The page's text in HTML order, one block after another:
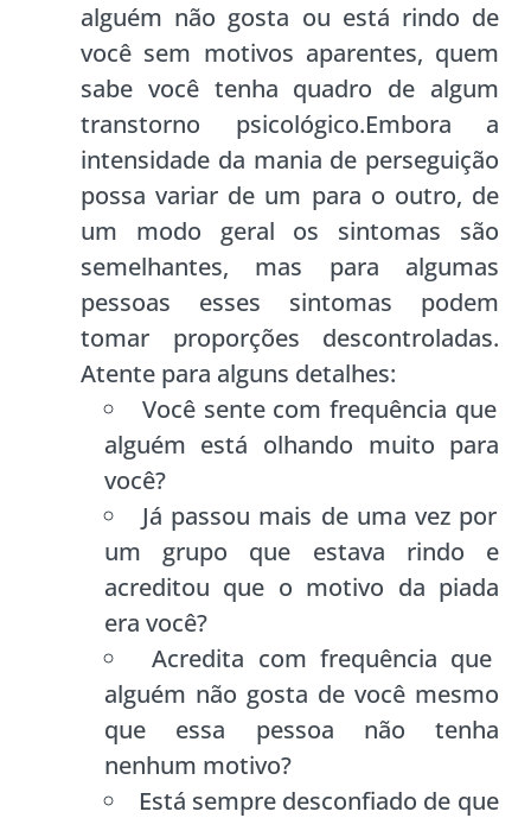
alguém não gosta ou está rindo de
você sem motivos aparentes, quem
sabe você tenha quadro de algum
transtorno psicológico.Embora a
intensidade da mania de perseguição
possa variar de um para o outro, de
um modo geral os sintomas são
semelhantes, mas para algumas
pessoas esses sintomas podem
tomar proporções descontroladas.
Atente para alguns detalhes:
Você sente com frequência que
alguém está olhando muito para
você?
Já passou mais de uma vez por
um grupo que estava rindo e
acreditou que o motivo da piada
era você?
Acredita com frequência que
alguém não gosta de você mesmo
que essa pessoa não tenha
nenhum motivo?
Está sempre desconfiado de que